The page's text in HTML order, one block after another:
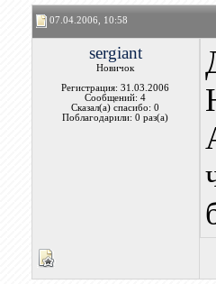
07.04.2006, 10:58
sergiant
Новичок
Регистрация: 31.03.2006
Сообщений: 4
Сказал(а) спасибо: 0
Поблагодарили: 0 раз(а)